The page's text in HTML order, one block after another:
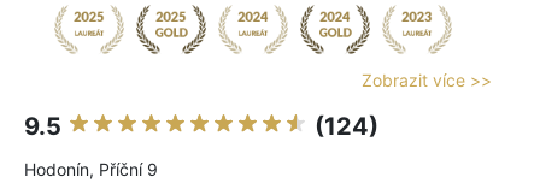
Zobrazit více >>
9.5 (124)
Hodonín, Příční 9